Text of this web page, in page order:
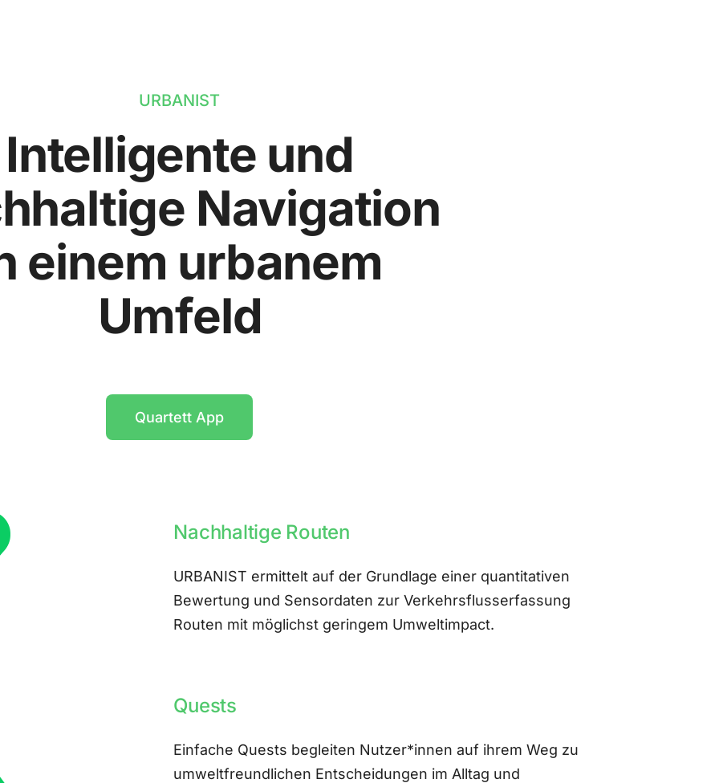
URBANIST
Intelligente und
Navigation
einem urbanem
Umfeld
Quartett App
Nachhaltige Routen
URBANIST ermittelt auf der Grundlage einer quantitativen
Bewertung und Sensordaten zur Verkehrsflusserfassung
Routen mit möglichst geringem Umweltimpact.
Quests
Einfache Quests begleiten Nutzer*innen auf ihrem Weg zu
umweltfreundlichen Entscheidungen im Alltag und